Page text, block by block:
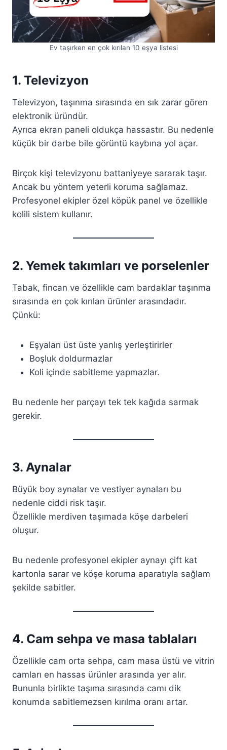
Ev taşırken en çok kırılan 10 eşya listesi
1. Televizyon
Televizyon, taşınma sırasında en sık zarar gören
elektronik üründür.
Ayrıca ekran paneli oldukça hassastır. Bu nedenle
küçük bir darbe bile görüntü kaybına yol açar.
Birçok kişi televizyonu battaniyeye sararak taşır.
Ancak bu yöntem yeterli koruma sağlamaz.
Profesyonel ekipler özel köpük panel ve özellikle
kolili sistem kullanır.
2. Yemek takımları ve porselenler
Tabak, fincan ve özellikle cam bardaklar taşınma
sırasında en çok kırılan ürünler arasındadır.
Çünkü:
Eşyaları üst üste yanlış yerleştirirler
Boşluk doldurmazlar
Koli içinde sabitleme yapmazlar.
Bu nedenle her parçayı tek tek kağıda sarmak
gerekir.
3. Aynalar
Büyük boy aynalar ve vestiyer aynaları bu
nedenle ciddi risk taşır.
Özellikle merdiven taşımada köşe darbeleri
oluşur.
Bu nedenle profesyonel ekipler aynayı çift kat
kartonla sarar ve köşe koruma aparatıyla sağlam
şekilde sabitler.
4. Cam sehpa ve masa tablaları
Özellikle cam orta sehpa, cam masa üstü ve vitrin
camları en hassas ürünler arasında yer alır.
Bununla birlikte taşıma sırasında camı dik
konumda sabitlemezsen kırılma oranı artar.